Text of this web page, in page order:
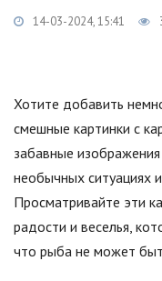
14-03-2024, 15:41
Хотите добавить
смешные картинки с
забавные
необычных ситуациях
Просматривайте эти
радости и веселья,
что рыба не может